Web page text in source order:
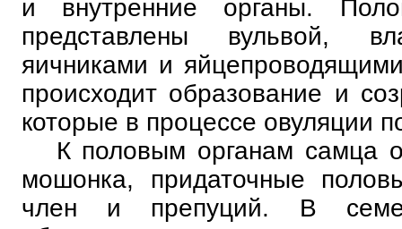
и внутренние органы.
представлены вульвой,
яичниками и
происходит образование и
которые в процессе овуляции
К половым органам самца
мошонка, придаточные
член и препуций. В